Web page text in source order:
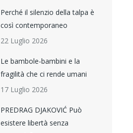
Perché il silenzio della talpa è
così contemporaneo
22 Luglio 2026
Le bambole-bambini e la
fragilità che ci rende umani
17 Luglio 2026
PREDRAG DJAKOVIĆ Può
esistere libertà senza